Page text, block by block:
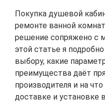
Покупка душевой
ремонте ванной
решение сопряжено с
этой статье я
выбору, какие
преимущества даёт
производителя и на
доставке и